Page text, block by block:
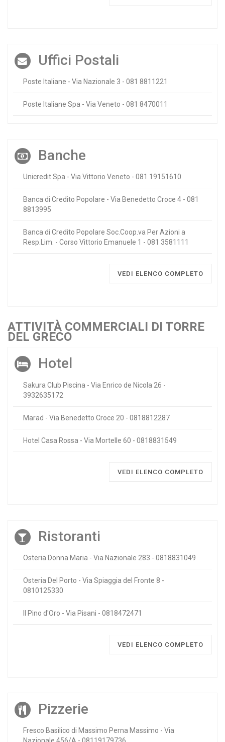
Uffici Postali
Poste Italiane - Via Nazionale 3 - 081 8811221
Poste Italiane Spa - Via Veneto - 081 8470011
Banche
Unicredit Spa - Via Vittorio Veneto - 081 19151610
Banca di Credito Popolare - Via Benedetto Croce 4 - 081
8813995
Banca di Credito Popolare Soc.Coop.va Per Azioni a
Resp.Lim. - Corso Vittorio Emanuele 1 - 081 3581111
VEDI ELENCO COMPLETO
ATTIVITÀ COMMERCIALI DI TORRE
DEL GRECO
Hotel
Sakura Club Piscina - Via Enrico de Nicola 26 -
3932635172
Marad - Via Benedetto Croce 20 - 0818812287
Hotel Casa Rossa - Via Mortelle 60 - 0818831549
VEDI ELENCO COMPLETO
Ristoranti
Osteria Donna Maria - Via Nazionale 283 - 0818831049
Osteria Del Porto - Via Spiaggia del Fronte 8 -
0810125330
Il Pino d'Oro - Via Pisani - 0818472471
VEDI ELENCO COMPLETO
Pizzerie
Fresco Basilico di Massimo Perna Massimo - Via